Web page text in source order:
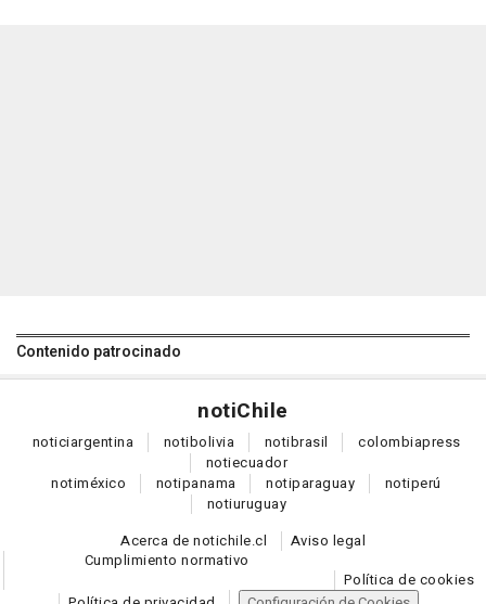
Contenido patrocinado
notiChile
noticiargentina notibolivia notibrasil colombiapress
notiecuador
notiméxico notipanama notiparaguay notiperú
notiuruguay
Acerca de notichile.cl
Aviso legal
Cumplimiento normativo
Política de cookies